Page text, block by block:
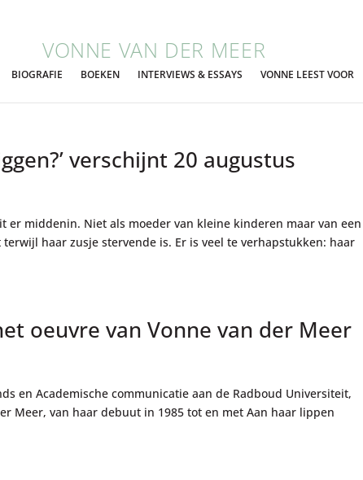
VONNE VAN DER MEER
BIOGRAFIE BOEKEN INTERVIEWS & ESSAYS VONNE LEEST VOOR
verschijnt 20 augustus
middenin. Niet als moeder van kleine kinderen maar van een
haar zusje stervende is. Er is veel te verhapstukken: haar
oeuvre van Vonne van der Meer
en Academische communicatie aan de Radboud Universiteit,
Meer, van haar debuut in 1985 tot en met Aan haar lippen